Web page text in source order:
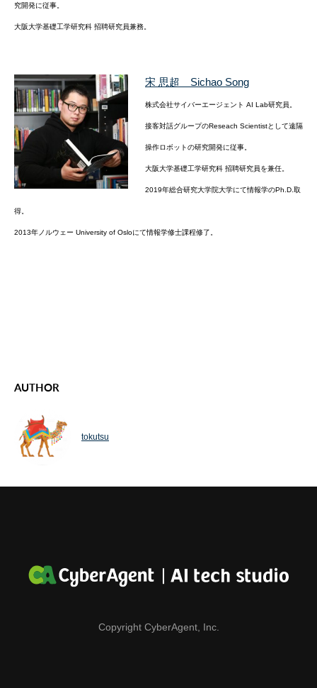
究開発に従事。
大阪大学基礎工学研究科 招聘研究員兼務。
宋 思超 Sichao Song
株式会社サイバーエージェント AI Lab研究員。
接客対話グループのReseach Scientistとして遠隔
操作ロボットの研究開発に従事。
大阪大学基礎工学研究科 招聘研究員を兼任。
2019年総合研究大学院大学にて情報学のPh.D.取
得。
2013年ノルウェー University of Osloにて情報学修士課程修了。
AUTHOR
tokutsu
Copyright CyberAgent, Inc.